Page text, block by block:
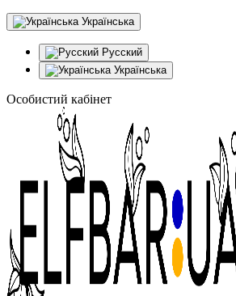
Українська
Русский
Українська
Особистий кабінет